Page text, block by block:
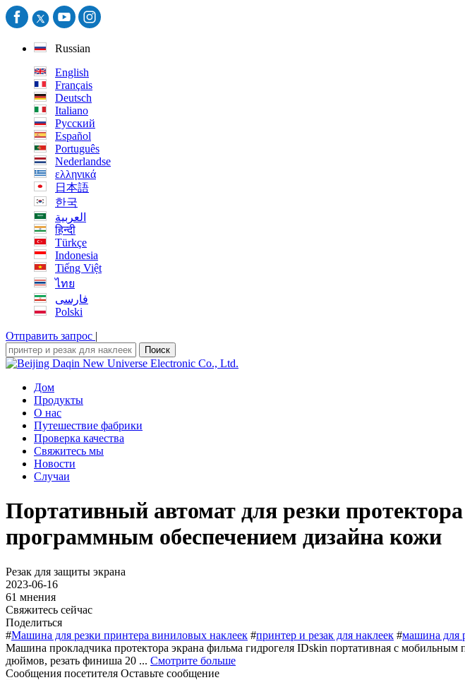
Russian
English
Français
Deutsch
Italiano
Русский
Español
Português
Nederlandse
ελληνικά
日本語
한국
العربية
हिन्दी
Türkçe
Indonesia
Tiếng Việt
ไทย
فارسی
Polski
Отправить запрос |
Поиск
Дом
Продукты
О нас
Путешествие фабрики
Проверка качества
Свяжитесь мы
Новости
Случаи
Портативный автомат для резки
программным обеспечением дизайна кожи
Резак для защиты экрана
2023-06-16
61 мнения
Свяжитесь сейчас
Поделиться
#Машина для резки принтера виниловых наклеек #принтер и резак для наклеек #машина для
Машина прокладчика протектора экрана фильма гидрогеля IDskin портативная с
дюймов, резать финиша 20 ... Смотрите больше
Сообщения посетителя Оставьте сообщение